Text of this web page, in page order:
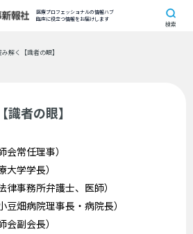
医療プロフェッショナルの情報ハブ
臨床に役立つ情報をお届けします
検索
解く【識者の眼】
者の眼】
常任理事）
学学長）
事務所弁護士、医師）
畑病院理事長・病院長）
副会長）